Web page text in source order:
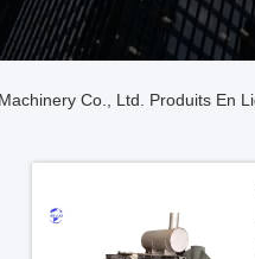
Co., Ltd. Produits En